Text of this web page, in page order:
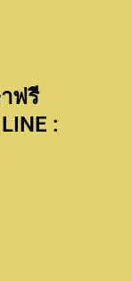
ฟรี
: